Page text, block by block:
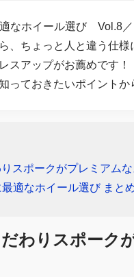
適なホイール選び Vol.8
、ちょっと人と違う仕様
スアップがお薦めです！
っておきたいポイント
スポークがプレミアム
適なホイール選び まと
わりスポーク